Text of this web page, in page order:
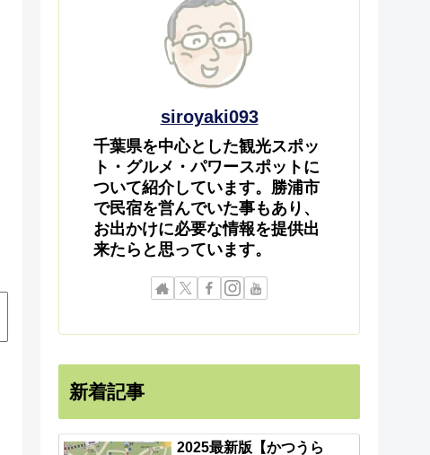
siroyaki093
千葉県を中心とした観光スポッ
ト・グルメ・パワースポットに
ついて紹介しています。勝浦市
で民宿を営んでいた事もあり、
お出かけに必要な情報を提供出
来たらと思っています。
新着記事
2025最新版【かつうら